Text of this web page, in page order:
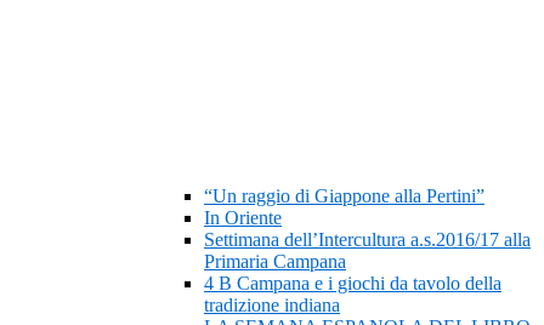
“Un raggio di Giappone alla Pertini”
In Oriente
Settimana dell’Intercultura a.s.2016/17 alla
Primaria Campana
4 B Campana e i giochi da tavolo della
tradizione indiana